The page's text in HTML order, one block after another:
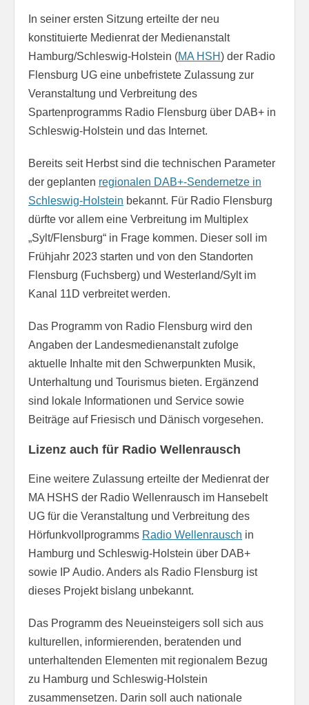
In seiner ersten Sitzung erteilte der neu
konstituierte Medienrat der Medienanstalt
Hamburg/Schleswig-Holstein (MA HSH) der Radio
Flensburg UG eine unbefristete Zulassung zur
Veranstaltung und Verbreitung des
Spartenprogramms Radio Flensburg über DAB+ in
Schleswig-Holstein und das Internet.
Bereits seit Herbst sind die technischen Parameter
der geplanten regionalen DAB+-Sendernetze in
Schleswig-Holstein bekannt. Für Radio Flensburg
dürfte vor allem eine Verbreitung im Multiplex
„Sylt/Flensburg“ in Frage kommen. Dieser soll im
Frühjahr 2023 starten und von den Standorten
Flensburg (Fuchsberg) und Westerland/Sylt im
Kanal 11D verbreitet werden.
Das Programm von Radio Flensburg wird den
Angaben der Landesmedienanstalt zufolge
aktuelle Inhalte mit den Schwerpunkten Musik,
Unterhaltung und Tourismus bieten. Ergänzend
sind lokale Informationen und Service sowie
Beiträge auf Friesisch und Dänisch vorgesehen.
Lizenz auch für Radio Wellenrausch
Eine weitere Zulassung erteilte der Medienrat der
MA HSHS der Radio Wellenrausch im Hansebelt
UG für die Veranstaltung und Verbreitung des
Hörfunkvollprogramms Radio Wellenrausch in
Hamburg und Schleswig-Holstein über DAB+
sowie IP Audio. Anders als Radio Flensburg ist
dieses Projekt bislang unbekannt.
Das Programm des Neueinsteigers soll sich aus
kulturellen, informierenden, beratenden und
unterhaltenden Elementen mit regionalem Bezug
zu Hamburg und Schleswig-Holstein
zusammensetzen. Darin soll auch nationale